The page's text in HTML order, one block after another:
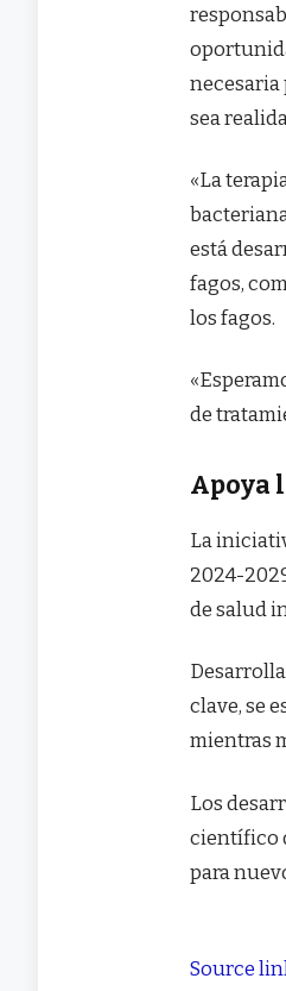
necesaria
sea
«La
está
fagos,
los fagos.
de
Apoya
La
2024-
de salud
clave, se
mientras
Los
científico
para
Source